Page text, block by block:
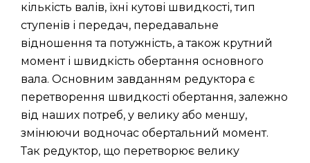
кількість валів, їхні кутові швидкості, тип
ступенів і передач, передавальне
відношення та потужність, а також крутний
момент і швидкість обертання основного
вала. Основним завданням редуктора є
перетворення швидкості обертання, залежно
від наших потреб, у велику або меншу,
змінюючи водночас обертальний момент.
Так редуктор, що перетворює велику